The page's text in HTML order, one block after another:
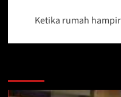
Ketika rumah